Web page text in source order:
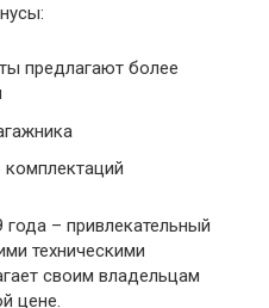
предлагают более
– привлекательный
техническими
своим владельцам
цене.